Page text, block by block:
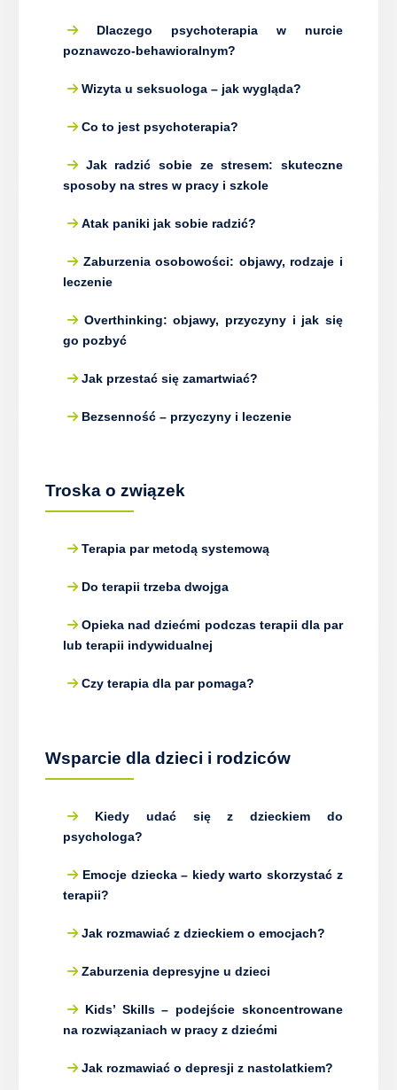
Dlaczego psychoterapia w nurcie
poznawczo-behawioralnym?
Wizyta u seksuologa – jak wygląda?
Co to jest psychoterapia?
Jak radzić sobie ze stresem: skuteczne
sposoby na stres w pracy i szkole
Atak paniki jak sobie radzić?
Zaburzenia osobowości: objawy, rodzaje i
leczenie
Overthinking: objawy, przyczyny i jak się
go pozbyć
Jak przestać się zamartwiać?
Bezsenność – przyczyny i leczenie
Troska o związek
Terapia par metodą systemową
Do terapii trzeba dwojga
Opieka nad dziećmi podczas terapii dla par
lub terapii indywidualnej
Czy terapia dla par pomaga?
Wsparcie dla dzieci i rodziców
Kiedy udać się z dzieckiem do
psychologa?
Emocje dziecka – kiedy warto skorzystać z
terapii?
Jak rozmawiać z dzieckiem o emocjach?
Zaburzenia depresyjne u dzieci
Kids’ Skills – podejście skoncentrowane
na rozwiązaniach w pracy z dziećmi
Jak rozmawiać o depresji z nastolatkiem?